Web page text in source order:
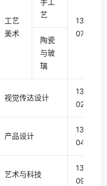
工艺
美术
艺
1305
07
陶瓷
与玻
璃
视觉传达设计
1305
02
产品设计
1305
04
艺术与科技
1305
09T